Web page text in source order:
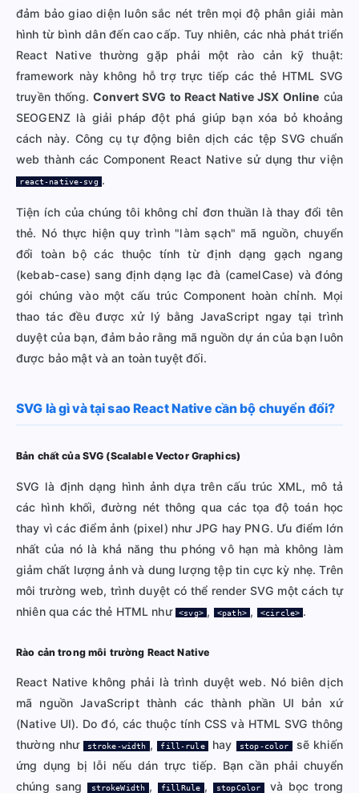
đảm bảo giao diện luôn sắc nét trên mọi độ phân giải màn
hình từ bình dân đến cao cấp. Tuy nhiên, các nhà phát triển
React Native thường gặp phải một rào cản kỹ thuật:
framework này không hỗ trợ trực tiếp các thẻ HTML SVG
truyền thống. Convert SVG to React Native JSX Online của
SEOGENZ là giải pháp đột phá giúp bạn xóa bỏ khoảng
cách này. Công cụ tự động biên dịch các tệp SVG chuẩn
web thành các Component React Native sử dụng thư viện
react-native-svg .
Tiện ích của chúng tôi không chỉ đơn thuần là thay đổi tên
thẻ. Nó thực hiện quy trình "làm sạch" mã nguồn, chuyển
đổi toàn bộ các thuộc tính từ định dạng gạch ngang
(kebab-case) sang định dạng lạc đà (camelCase) và đóng
gói chúng vào một cấu trúc Component hoàn chỉnh. Mọi
thao tác đều được xử lý bằng JavaScript ngay tại trình
duyệt của bạn, đảm bảo rằng mã nguồn dự án của bạn luôn
được bảo mật và an toàn tuyệt đối.
SVG là gì và tại sao React Native cần bộ chuyển đổi?
Bản chất của SVG (Scalable Vector Graphics)
SVG là định dạng hình ảnh dựa trên cấu trúc XML, mô tả
các hình khối, đường nét thông qua các tọa độ toán học
thay vì các điểm ảnh (pixel) như JPG hay PNG. Ưu điểm lớn
nhất của nó là khả năng thu phóng vô hạn mà không làm
giảm chất lượng ảnh và dung lượng tệp tin cực kỳ nhẹ. Trên
môi trường web, trình duyệt có thể render SVG một cách tự
nhiên qua các thẻ HTML như
<svg> , <path> , <circle> .
Rào cản trong môi trường React Native
React Native không phải là trình duyệt web. Nó biên dịch
mã nguồn JavaScript thành các thành phần UI bản xứ
(Native UI). Do đó, các thuộc tính CSS và HTML SVG thông
thường như stroke-width , fill-rule hay stop-color sẽ khiến
ứng dụng bị lỗi nếu dán trực tiếp. Bạn cần phải chuyển
chúng sang strokeWidth , fillRule , stopColor và bọc trong